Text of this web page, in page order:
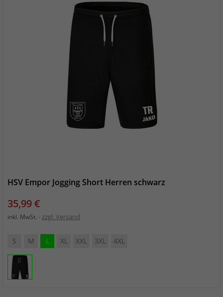
HSV Empor Jogging Short Herren schwarz
Preis
35,99 €
inkl. MwSt. zzgl. Versand
S M L XL XXL 3XL 4XL